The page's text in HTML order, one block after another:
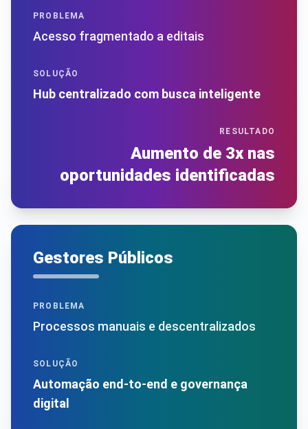
PROBLEMA
Acesso fragmentado a editais
SOLUÇÃO
Hub centralizado com busca inteligente
RESULTADO
Aumento de 3x nas
oportunidades identificadas
Gestores Públicos
PROBLEMA
Processos manuais e descentralizados
SOLUÇÃO
Automação end-to-end e governança
digital